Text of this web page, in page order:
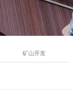
矿山开发